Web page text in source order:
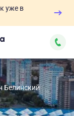
уже в
Белинский